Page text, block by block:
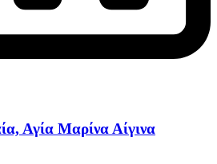
Αγία Μαρίνα Αίγινα